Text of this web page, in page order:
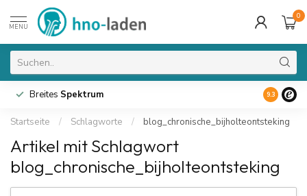
MENU
0
Breites Spektrum 9.3
Startseite / Schlagworte / blog_chronische_bijholteontsteking
Artikel mit Schlagwort
blog_chronische_bijholteontsteking